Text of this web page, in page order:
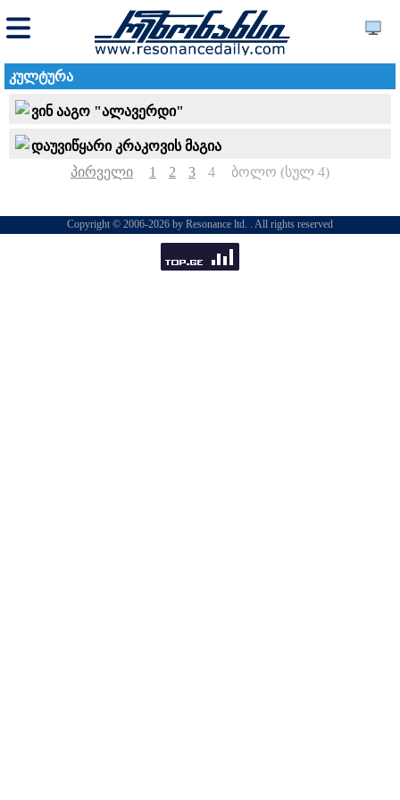
კულტურა
ვინ ააგო "ალავერდი"
დაუვიწყარი კრაკოვის მაგია
პირველი
1 2 3 4 ბოლო (სულ 4)
Copyright © 2006-2026 by Resonance ltd. . All rights reserved